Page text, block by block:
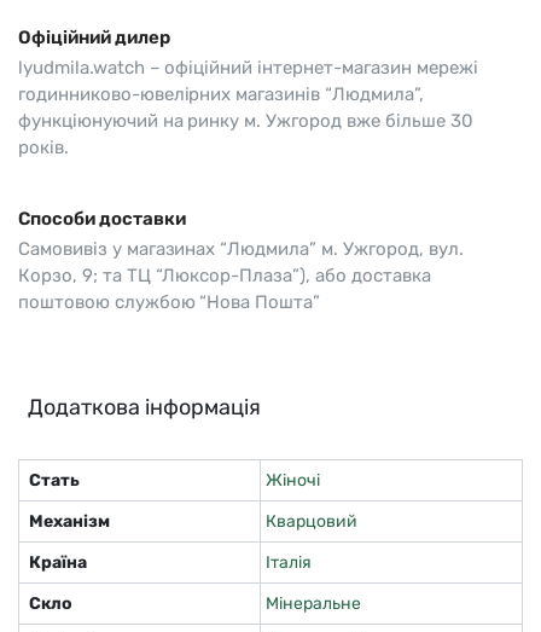
Офіційний дилер
lyudmila.watch – офіційний інтернет-магазин мережі
годинниково-ювелірних магазинів “Людмила”,
функціюнуючий на ринку м. Ужгород вже більше 30
років.
Способи доставки
Самовивіз у магазинах “Людмила” м. Ужгород, вул.
Корзо, 9; та ТЦ “Люксор-Плаза”), або доставка
поштовою службою “Нова Пошта”
Додаткова інформація
Стать
Жіночі
Механізм
Кварцовий
Країна
Італія
Скло
Мінеральне